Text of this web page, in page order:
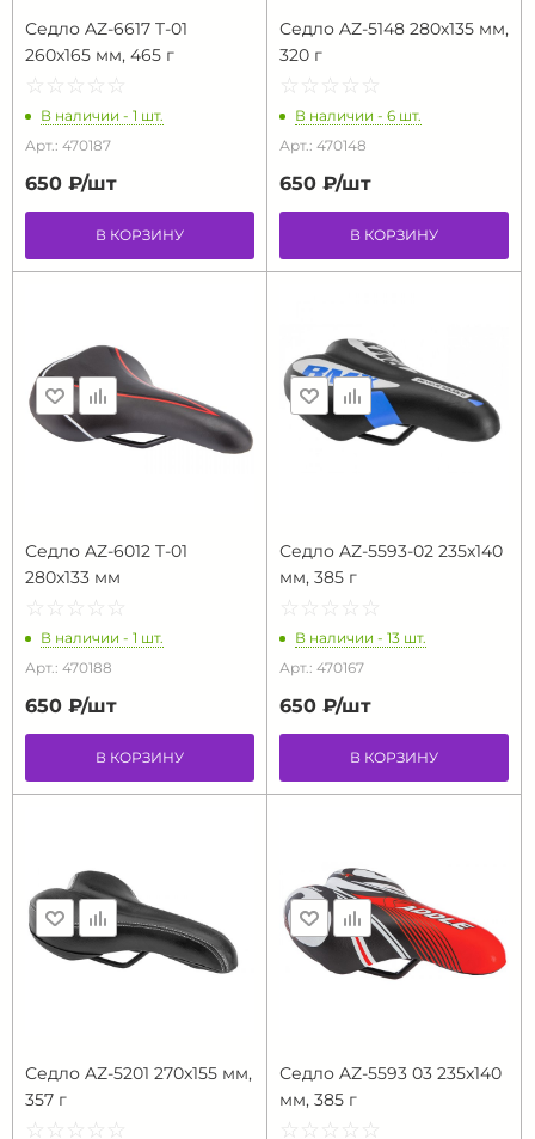
Седло AZ-6617 T-01
260x165 мм, 465 г
☆ ☆ ☆ ☆ ☆
★ ★ ★ ★ ★
В наличии - 1 шт.
Арт.: 470187
650 ₽/шт
В КОРЗИНУ
Седло AZ-5148 280х135 мм,
320 г
☆ ☆ ☆ ☆ ☆
★ ★ ★ ★ ★
В наличии - 6 шт.
Арт.: 470148
650 ₽/шт
В КОРЗИНУ
Седло AZ-6012 T-01
280x133 мм
☆ ☆ ☆ ☆ ☆
★ ★ ★ ★ ★
В наличии - 1 шт.
Арт.: 470188
650 ₽/шт
В КОРЗИНУ
Седло AZ-5593-02 235x140
мм, 385 г
☆ ☆ ☆ ☆ ☆
★ ★ ★ ★ ★
В наличии - 13 шт.
Арт.: 470167
650 ₽/шт
В КОРЗИНУ
Седло AZ-5201 270x155 мм,
357 г
☆ ☆ ☆ ☆ ☆
★ ★ ★ ★ ★
Седло AZ-5593 03 235x140
мм, 385 г
☆ ☆ ☆ ☆ ☆
★ ★ ★ ★ ★